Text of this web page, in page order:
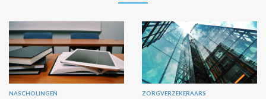
NASCHOLINGEN ZORGVERZEKERAARS